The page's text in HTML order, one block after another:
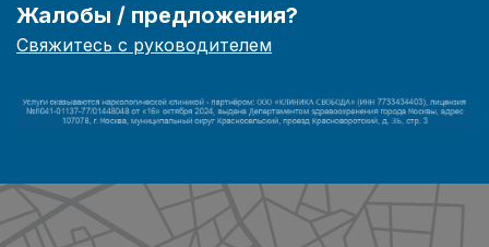
Жалобы / предложения?
Свяжитесь с руководителем